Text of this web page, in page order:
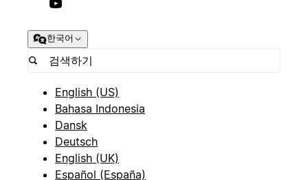
한국어
English (US)
Bahasa Indonesia
Dansk
Deutsch
English (UK)
Español (España)